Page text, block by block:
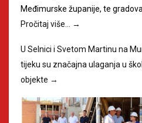
Glavina Međimurska
Međimurske županije, te
Pročitaj više…
→
U Selnici i Svetom Martinu na
tijeku su značajna ulaganja u
objekte →